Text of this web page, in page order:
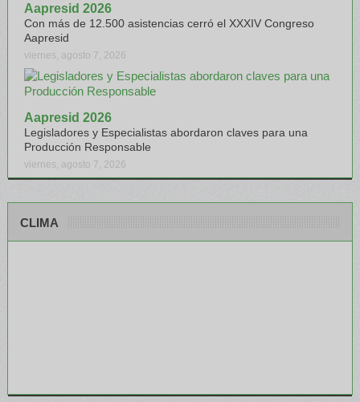
Aapresid 2026
Con más de 12.500 asistencias cerró el XXXIV Congreso
Aapresid
viernes, agosto 7, 2026
Aapresid 2026
Legisladores y Especialistas abordaron claves para una
Producción Responsable
viernes, agosto 7, 2026
CLIMA